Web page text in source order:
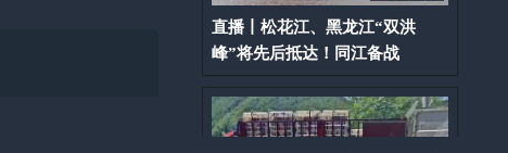
直播丨松花江、黑龙江“双洪
峰”将先后抵达！同江备战